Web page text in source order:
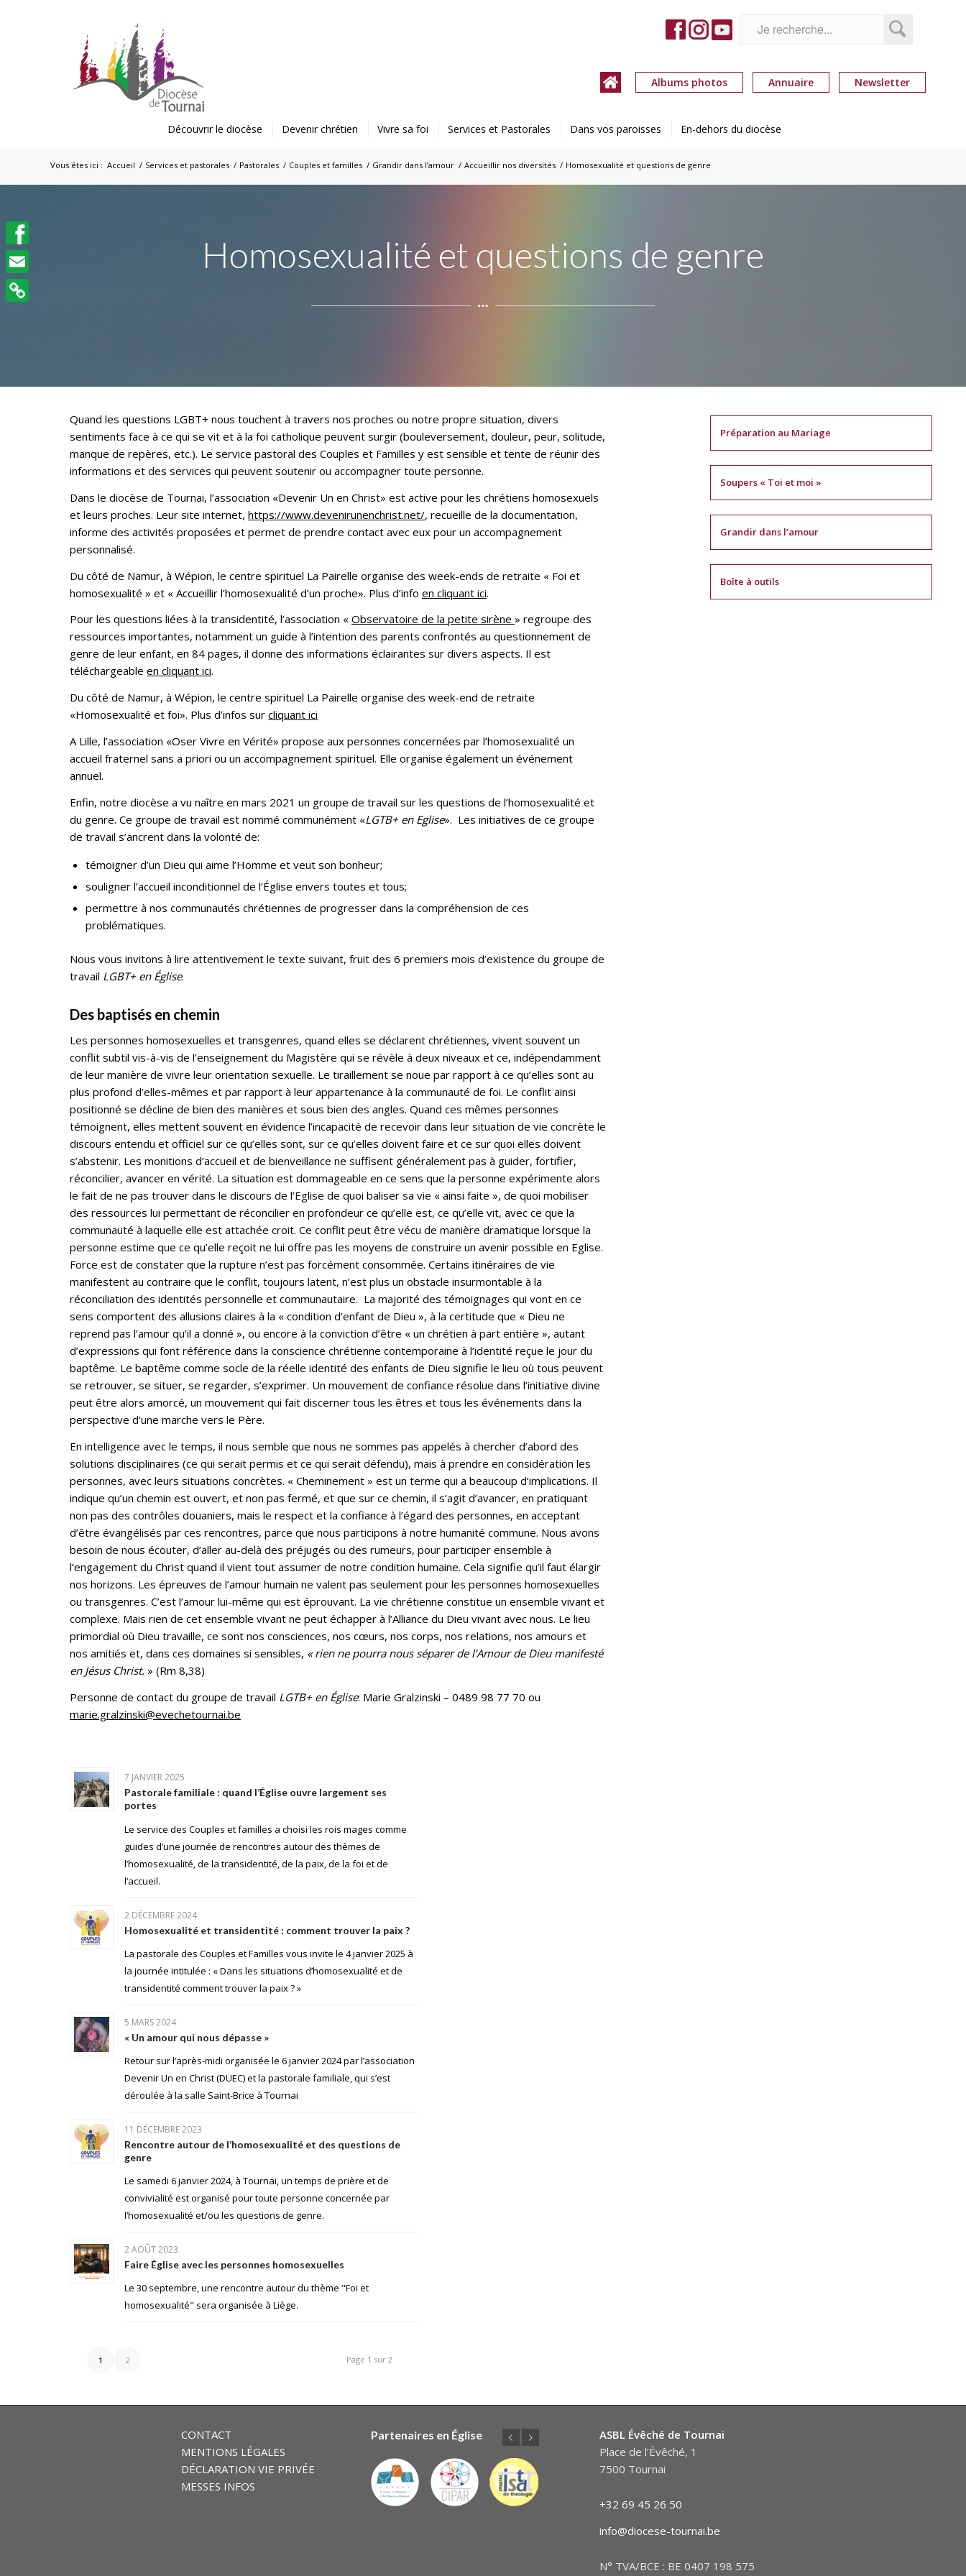
Albums photos Annuaire Newsletter
Vous êtes ici : Accueil / Services et pastorales / Pastorales / Couples et familles / Grandir dans l’amour / Accueillir nos diversités / Homosexualité et questions de genre
Découvrir le diocèse Devenir chrétien Vivre sa foi Services et Pastorales Dans vos paroisses En-dehors du diocèse
Homosexualité et questions de genre
Quand les questions LGBT+ nous touchent à travers nos proches ou notre propre situation, divers
sentiments face à ce qui se vit et à la foi catholique peuvent surgir (bouleversement, douleur, peur, solitude,
manque de repères, etc.). Le service pastoral des Couples et Familles y est sensible et tente de réunir des
informations et des services qui peuvent soutenir ou accompagner toute personne.
Dans le diocèse de Tournai, l’association «Devenir Un en Christ» est active pour les chrétiens homosexuels
et leurs proches. Leur site internet,https://www.devenirunenchrist.net/, recueille de la documentation,
informe des activités proposées et permet de prendre contact avec eux pour un accompagnement
personnalisé.
Du côté de Namur, à Wépion, le centre spirituel La Pairelle organise des week-ends de retraite « Foi et
homosexualité » et « Accueillir l’homosexualité d’un proche». Plus d’infoen cliquant ici.
Pour les questions liées à la transidentité, l’association «Observatoire de la petite sirène» regroupe des
ressources importantes, notamment un guide à l’intention des parents confrontés au questionnement de
genre de leur enfant, en 84 pages, il donne des informations éclairantes sur divers aspects. Il est
téléchargeableen cliquant ici.
Du côté de Namur, à Wépion, le centre spirituel La Pairelle organise des week-end de retraite
«Homosexualité et foi». Plus d’infos surcliquant ici
A Lille, l’association «Oser Vivre en Vérité» propose aux personnes concernées par l’homosexualité un
accueil fraternel sans a priori ou un accompagnement spirituel. Elle organise également un événement
annuel.
Enfin, notre diocèse a vu naître en mars 2021 un groupe de travail sur les questions de l’homosexualité et
du genre. Ce groupe de travail est nommé communément «LGTB+ en Eglise». Les initiatives de ce groupe
de travail s’ancrent dans la volonté de:
témoigner d’un Dieu qui aime l’Homme et veut son bonheur;
souligner l’accueil inconditionnel de l’Église envers toutes et tous;
permettre à nos communautés chrétiennes de progresser dans la compréhension de ces
problématiques.
Nous vous invitons à lire attentivement le texte suivant, fruit des 6 premiers mois d’existence du groupe de
travail LGBT+ en Église.
Des baptisés en chemin
Les personnes homosexuelles et transgenres, quand elles se déclarent chrétiennes, vivent souvent un
conflit subtil vis-à-vis de l’enseignement du Magistère qui se révèle à deux niveaux et ce, indépendamment
de leur manière de vivre leur orientation sexuelle. Le tiraillement se noue par rapport à ce qu’elles sont au
plus profond d’elles-mêmes et par rapport à leur appartenance à la communauté de foi. Le conflit ainsi
positionné se décline de bien des manières et sous bien des angles. Quand ces mêmes personnes
témoignent, elles mettent souvent en évidence l’incapacité de recevoir dans leur situation de vie concrète le
discours entendu et officiel sur ce qu’elles sont, sur ce qu’elles doivent faire et ce sur quoi elles doivent
s’abstenir. Les monitions d’accueil et de bienveillance ne suffisent généralement pas à guider, fortifier,
réconcilier, avancer en vérité. La situation est dommageable en ce sens que la personne expérimente alors
le fait de ne pas trouver dans le discours de l’Eglise de quoi baliser sa vie « ainsi faite », de quoi mobiliser
des ressources lui permettant de réconcilier en profondeur ce qu’elle est, ce qu’elle vit, avec ce que la
communauté à laquelle elle est attachée croit. Ce conflit peut être vécu de manière dramatique lorsque la
personne estime que ce qu’elle reçoit ne lui offre pas les moyens de construire un avenir possible en Eglise.
Force est de constater que la rupture n’est pas forcément consommée. Certains itinéraires de vie
manifestent au contraire que le conflit, toujours latent, n’est plus un obstacle insurmontable à la
réconciliation des identités personnelle et communautaire. La majorité des témoignages qui vont en ce
sens comportent des allusions claires à la « condition d’enfant de Dieu », à la certitude que « Dieu ne
reprend pas l’amour qu’il a donné », ou encore à la conviction d’être « un chrétien à part entière », autant
d’expressions qui font référence dans la conscience chrétienne contemporaine à l’identité reçue le jour du
baptême. Le baptême comme socle de la réelle identité des enfants de Dieu signifie le lieu où tous peuvent
se retrouver, se situer, se regarder, s’exprimer. Un mouvement de confiance résolue dans l’initiative divine
peut être alors amorcé, un mouvement qui fait discerner tous les êtres et tous les événements dans la
perspective d’une marche vers le Père.
En intelligence avec le temps, il nous semble que nous ne sommes pas appelés à chercher d’abord des
solutions disciplinaires (ce qui serait permis et ce qui serait défendu), mais à prendre en considération les
personnes, avec leurs situations concrètes. « Cheminement » est un terme qui a beaucoup d’implications. Il
indique qu’un chemin est ouvert, et non pas fermé, et que sur ce chemin, il s’agit d’avancer, en pratiquant
non pas des contrôles douaniers, mais le respect et la confiance à l’égard des personnes, en acceptant
d’être évangélisés par ces rencontres, parce que nous participons à notre humanité commune. Nous avons
besoin de nous écouter, d’aller au-delà des préjugés ou des rumeurs, pour participer ensemble à
l’engagement du Christ quand il vient tout assumer de notre condition humaine. Cela signifie qu’il faut élargir
nos horizons. Les épreuves de l’amour humain ne valent pas seulement pour les personnes homosexuelles
ou transgenres. C’est l’amour lui-même qui est éprouvant. La vie chrétienne constitue un ensemble vivant et
complexe. Mais rien de cet ensemble vivant ne peut échapper à l’Alliance du Dieu vivant avec nous. Le lieu
primordial où Dieu travaille, ce sont nos consciences, nos cœurs, nos corps, nos relations, nos amours et
nos amitiés et, dans ces domaines si sensibles, « rien ne pourra nous séparer de l’Amour de Dieu manifesté
en Jésus Christ. » (Rm 8,38)
Personne de contact du groupe de travail LGTB+ en Église: Marie Gralzinski – 0489 98 77 70 ou
marie.gralzinski@evechetournai.be
7 JANVIER 2025
Pastorale familiale : quand l’Église ouvre largement ses
portes
Le service des Couples et familles a choisi les rois mages comme
guides d’une journée de rencontres autour des thèmes de
l’homosexualité, de la transidentité, de la paix, de la foi et de
l’accueil.
2 DÉCEMBRE 2024
Homosexualité et transidentité : comment trouver la paix ?
La pastorale des Couples et Familles vous invite le 4 janvier 2025 à
la journée intitulée : « Dans les situations d’homosexualité et de
transidentité comment trouver la paix ? »
5 MARS 2024
« Un amour qui nous dépasse »
Retour sur l’après-midi organisée le 6 janvier 2024 par l’association
Devenir Un en Christ (DUEC) et la pastorale familiale, qui s’est
déroulée à la salle Saint-Brice à Tournai
11 DÉCEMBRE 2023
Rencontre autour de l’homosexualité et des questions de
genre
Le samedi 6 janvier 2024, à Tournai, un temps de prière et de
convivialité est organisé pour toute personne concernée par
l’homosexualité et/ou les questions de genre.
2 AOÛT 2023
Faire Église avec les personnes homosexuelles
Le 30 septembre, une rencontre autour du thème "Foi et
homosexualité" sera organisée à Liège.
Page 1 sur 2
1 2
Préparation au Mariage
Soupers « Toi et moi »
Grandir dans l’amour
Boîte à outils
CONTACT
MENTIONS LÉGALES
DÉCLARATION VIE PRIVÉE
MESSES INFOS
Partenaires en Église
PrécédentSuivant
ASBL Évêché de Tournai
Place de l’Évêché, 1
7500 Tournai
+32 69 45 26 50
info@diocese-tournai.be
N° TVA/BCE : BE 0407 198 575
Facebook
Email